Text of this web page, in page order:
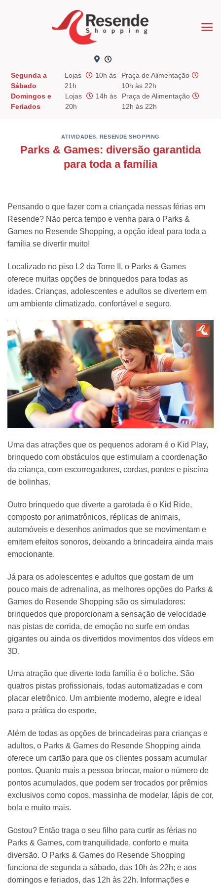
Segunda a
Sábado
Lojas
10h às
21h
Praça de Alimentação
10h às 22h
Domingos e
Feriados
Lojas
14h às
20h
Praça de Alimentação
12h às 22h
ATIVIDADES, RESENDE SHOPPING
Parks & Games: diversão garantida
para toda a família
Pensando o que fazer com a criançada nessas férias em
Resende? Não perca tempo e venha para o Parks &
Games no Resende Shopping, a opção ideal para toda a
família se divertir muito!
Localizado no piso L2 da Torre II, o Parks & Games
oferece muitas opções de brinquedos para todas as
idades. Crianças, adolescentes e adultos se divertem em
um ambiente climatizado, confortável e seguro.
Uma das atrações que os pequenos adoram é o Kid Play,
brinquedo com obstáculos que estimulam a coordenação
da criança, com escorregadores, cordas, pontes e piscina
de bolinhas.
Outro brinquedo que diverte a garotada é o Kid Ride,
composto por animatrônicos, réplicas de animais,
automóveis e desenhos animados que se movimentam e
emitem efeitos sonoros, deixando a brincadeira ainda mais
emocionante.
Já para os adolescentes e adultos que gostam de um
pouco mais de adrenalina, as melhores opções do Parks &
Games do Resende Shopping são os simuladores:
brinquedos que proporcionam a sensação de velocidade
nas pistas de corrida, de emoção no surfe em ondas
gigantes ou ainda os divertidos movimentos dos vídeos em
3D.
Uma atração que diverte toda família é o boliche. São
quatros pistas profissionais, todas automatizadas e com
placar eletrônico. Um ambiente moderno, alegre e ideal
para a prática do esporte.
Além de todas as opções de brincadeiras para crianças e
adultos, o Parks & Games do Resende Shopping ainda
oferece um cartão para que os clientes possam acumular
pontos. Quanto mais a pessoa brincar, maior o número de
pontos acumulados, que podem ser trocados por prêmios
exclusivos como copos, massinha de modelar, lápis de cor,
bola e muito mais.
Gostou? Então traga o seu filho para curtir as férias no
Parks & Games, com tranquilidade, conforto e muita
diversão. O Parks & Games do Resende Shopping
funciona de segunda a sábado, das 10h às 22h; e aos
domingos e feriados, das 12h às 22h. Informações e